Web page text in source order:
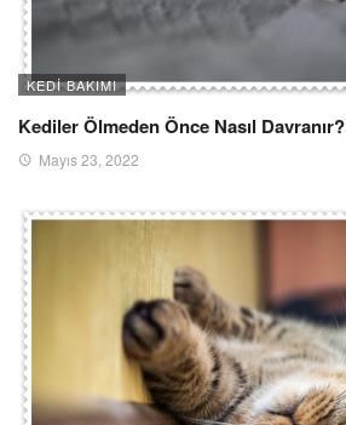
KEDI BAKIMI
Kediler Ölmeden Önce Nasıl Davranır?
Mayıs 23, 2022